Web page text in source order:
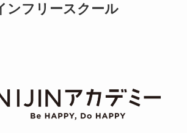
ンフリースクール